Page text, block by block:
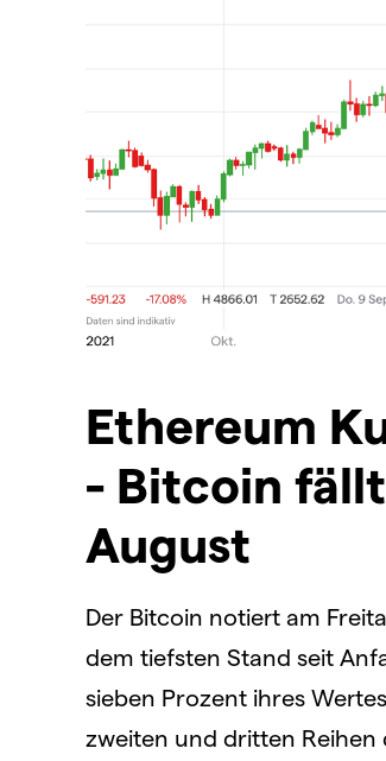
Ethereum
- Bitcoin
August
Der Bitcoin notiert am
dem tiefsten Stand seit
sieben Prozent ihres
zweiten und dritten